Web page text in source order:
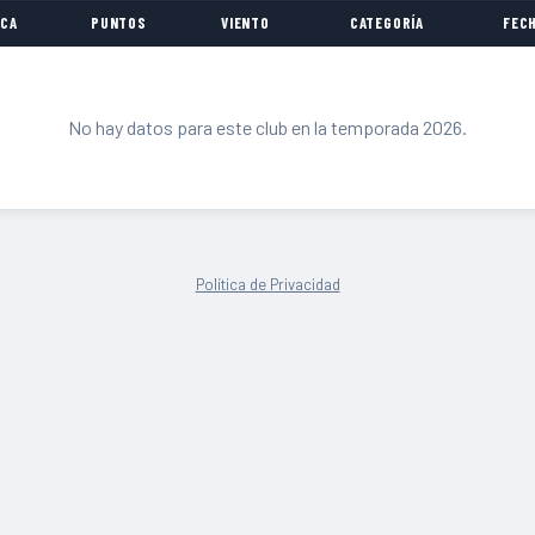
PUNTOS VIENTO CATEGORÍA
No hay datos para este club en la temporada 2026.
Política de Privacidad